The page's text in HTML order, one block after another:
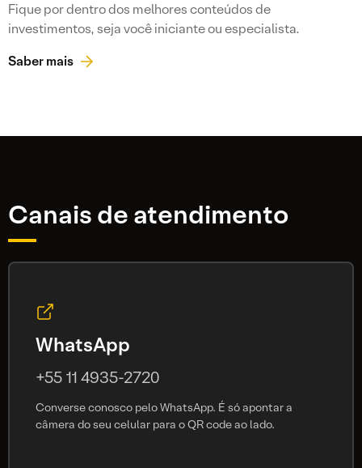
Fique por dentro dos melhores conteúdos de
investimentos, seja você iniciante ou especialista.
Saber mais
Canais de atendimento
WhatsApp
+55 11 4935-2720
Converse conosco pelo WhatsApp. É só apontar a
câmera do seu celular para o QR code ao lado.